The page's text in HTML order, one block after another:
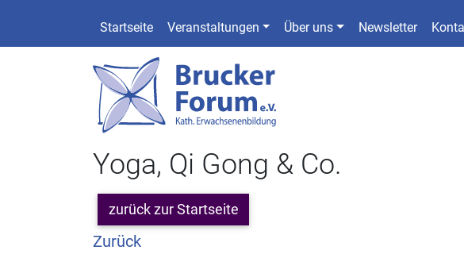
Startseite Veranstaltungen Über uns Newsletter
Yoga, Qi Gong & Co.
zurück zur Startseite
Zurück